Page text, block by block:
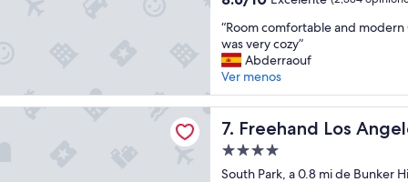
!
!
!
1
0
0
0
0
0
0
0
10,
Excelente,
(2,384
opiniones)
“
R
o
o
m
c
o
m
o
“Room comfortable and
was very cozy”
Abderraouf
Ver menos
7. Freehand Los
Freehand Los Angeles
Propiedad
de
South Park, a 0.8 mi de Bunker
Los Angeles